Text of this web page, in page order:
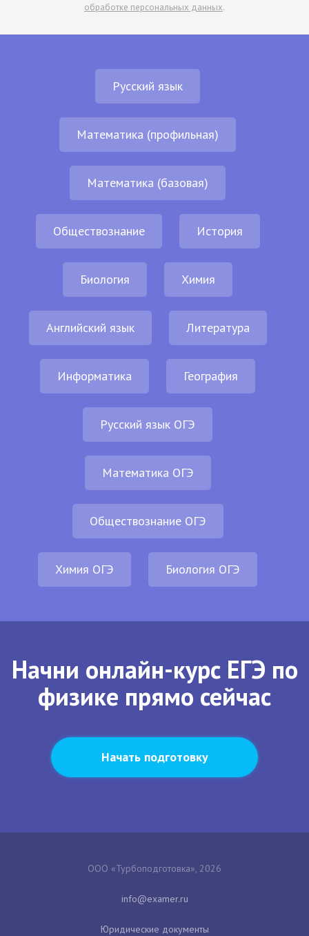
обработке персональных данных.
Русский язык
Математика (профильная)
Математика (базовая)
Обществознание История
Биология Химия
Английский язык Литература
Информатика География
Русский язык ОГЭ
Математика ОГЭ
Обществознание ОГЭ
Химия ОГЭ Биология ОГЭ
Начни онлайн-курс ЕГЭ по
физике прямо сейчас
Начать подготовку
ООО «Турбоподготовка», 2026
Юридические документы